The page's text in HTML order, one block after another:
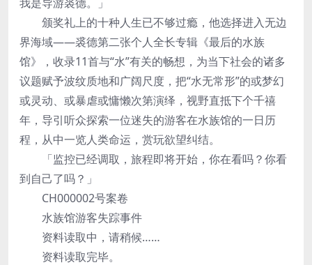
颁奖礼上的十种人生已不够过瘾，他选择进入无边
界海域——裘德第二张个人全长专辑《最后的水族
馆》，收录11首与“水”有关的畅想，为当下社会的诸多
议题赋予波纹质地和广阔尺度，把“水无常形”的或梦幻
或灵动、或暴虐或慵懒次第演绎，视野直抵下个千禧
年，导引听众探索一位迷失的游客在水族馆的一日历
程，从中一览人类命运，赏玩欲望纠结。
「监控已经调取，旅程即将开始，你在看吗？你看
到自己了吗？」
CH000002号案卷
水族馆游客失踪事件
资料读取中，请稍候……
资料读取完毕。